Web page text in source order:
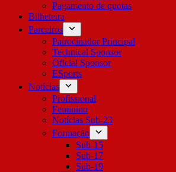
Pagamento de quotas
Bilheteira
Parceiros
Patrocinador Principal
Technical Sponsor
Oficial Sponsor
ESports
Notícias
Profissional
Feminino
Notícias Sub-23
Formação
Sub-15
Sub-17
Sub-19